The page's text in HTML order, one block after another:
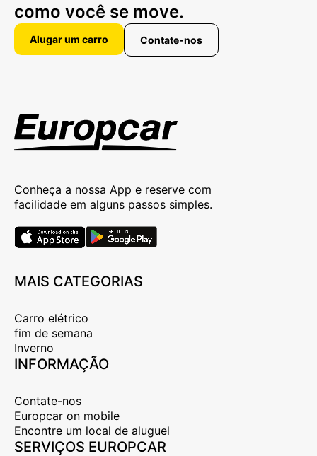
como você se move.
Alugar um carro Contate-nos
Conheça a nossa App e reserve com
facilidade em alguns passos simples.
MAIS CATEGORIAS
Carro elétrico
fim de semana
Inverno
INFORMAÇÃO
Contate-nos
Europcar on mobile
Encontre um local de aluguel
SERVIÇOS EUROPCAR